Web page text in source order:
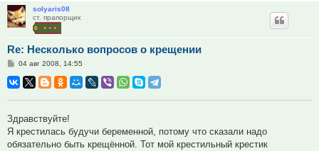
solyaris08
ст. прапорщик
Re: Несколько вопросов о крещении
Сообщение
04 авг 2008, 14:55
Здравствуйте!
Я крестилась будучи беременной, потому что сказали надо
обязательно быть крещённой. Тот мой крестильный крестик